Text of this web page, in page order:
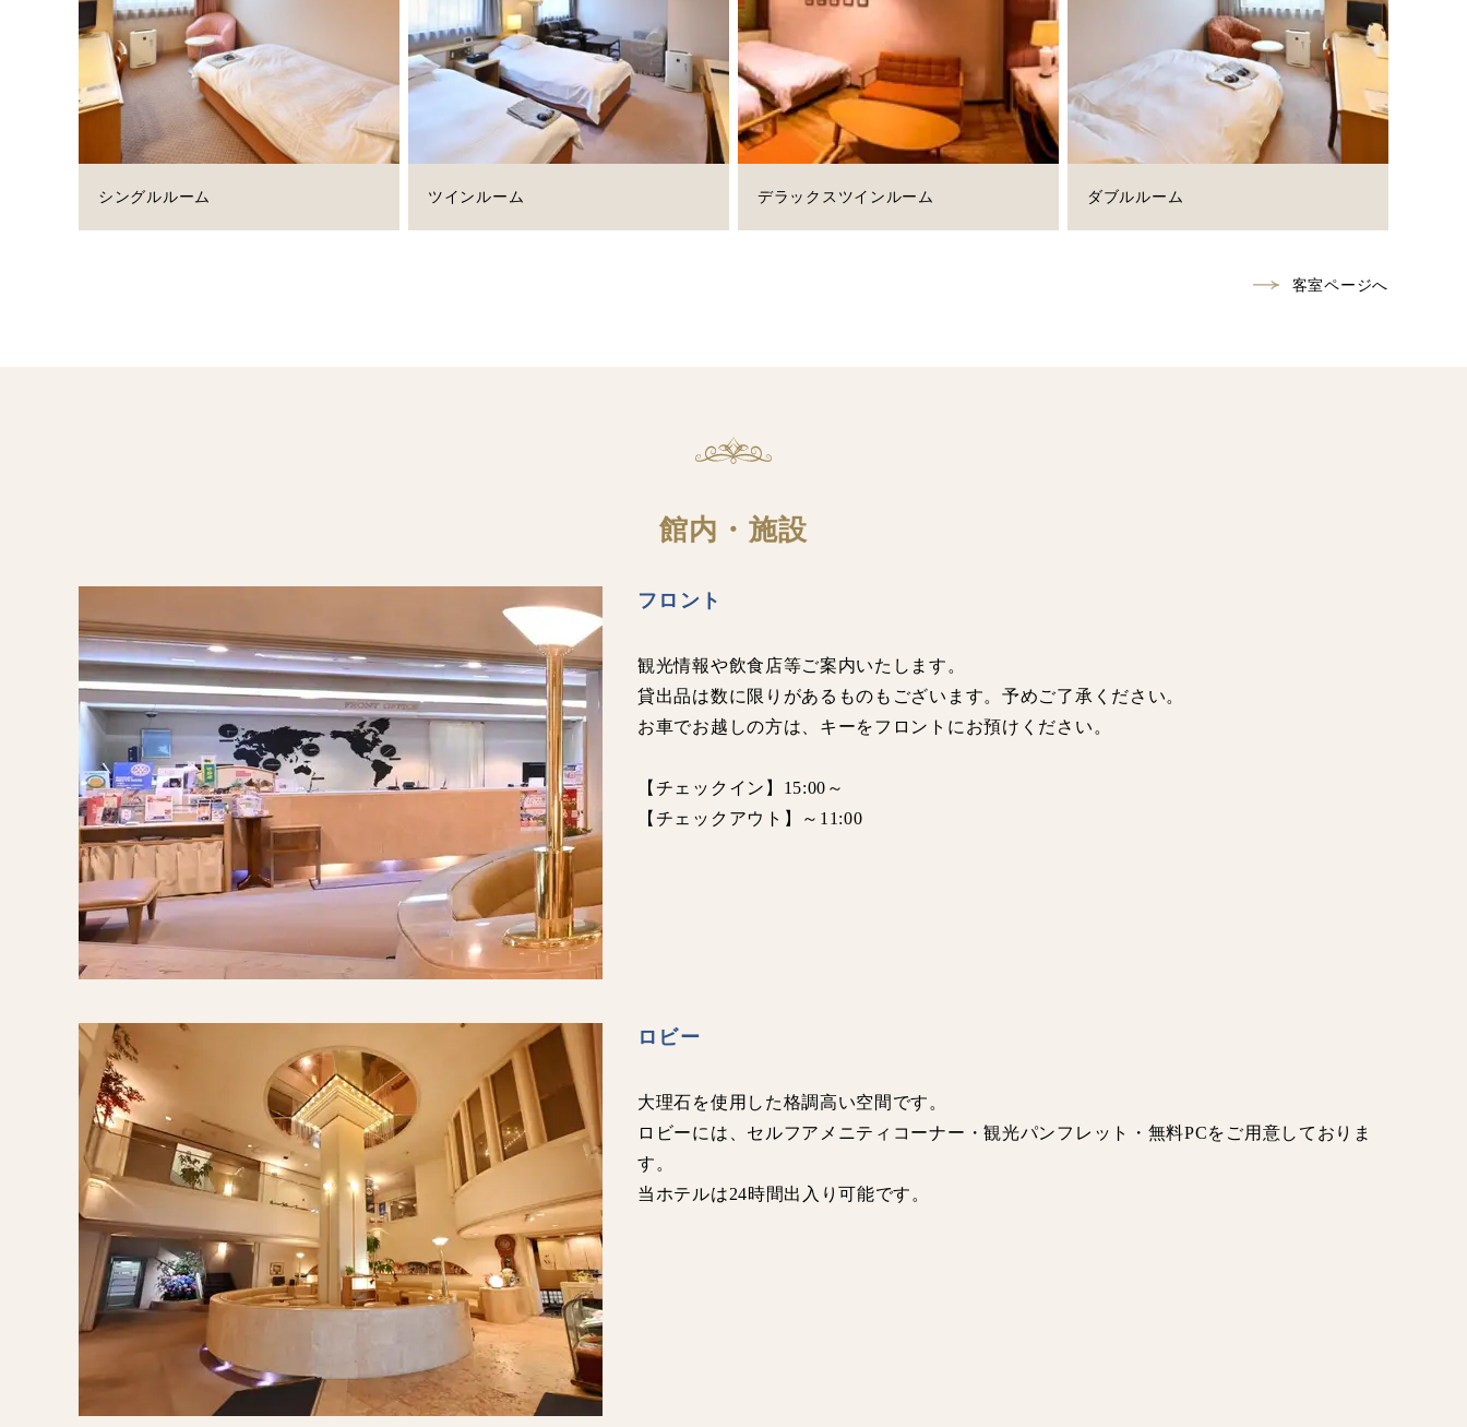
シングルルーム ツインルーム デラックスツインルーム ダブルルーム
客室ページへ
館内・施設
フロント
観光情報や飲食店等ご案内いたします。
貸出品は数に限りがあるものもございます。予めご了承ください。
お車でお越しの方は、キーをフロントにお預けください。
【チェックイン】15:00～
【チェックアウト】～11:00
ロビー
大理石を使用した格調高い空間です。
ロビーには、セルフアメニティコーナー・観光パンフレット・無料PCをご用意しておりま
す。
当ホテルは24時間出入り可能です。